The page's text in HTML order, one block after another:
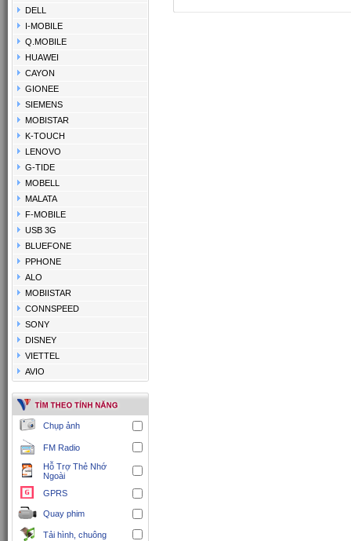
DELL
I-MOBILE
Q.MOBILE
HUAWEI
CAYON
GIONEE
SIEMENS
MOBISTAR
K-TOUCH
LENOVO
G-TIDE
MOBELL
MALATA
F-MOBILE
USB 3G
BLUEFONE
PPHONE
ALO
MOBIISTAR
CONNSPEED
SONY
DISNEY
VIETTEL
AVIO
Chụp ảnh
FM Radio
Hỗ Trợ Thẻ Nhớ
Ngoài
GPRS
Quay phim
Tải hình, chuông